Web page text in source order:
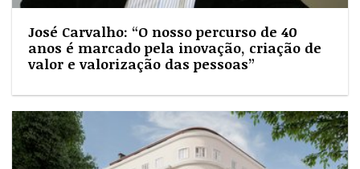
José Carvalho: “O nosso percurso de 40
anos é marcado pela inovação, criação de
valor e valorização das pessoas”